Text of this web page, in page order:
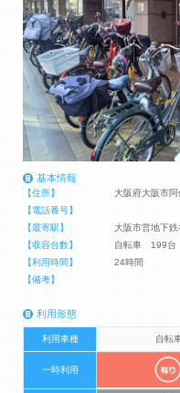
基本情報
【住所】
大阪府大阪市
【電話番号】
【最寄駅】
大阪市営地下
【収容台数】
自転車 199台
【利用時間】
24時間
【備考】
利用形態
利用車種 自転
一時利用